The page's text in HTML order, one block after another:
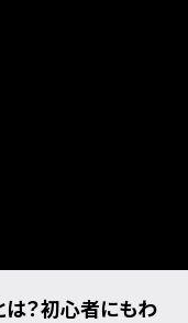
は？初心者にもわ